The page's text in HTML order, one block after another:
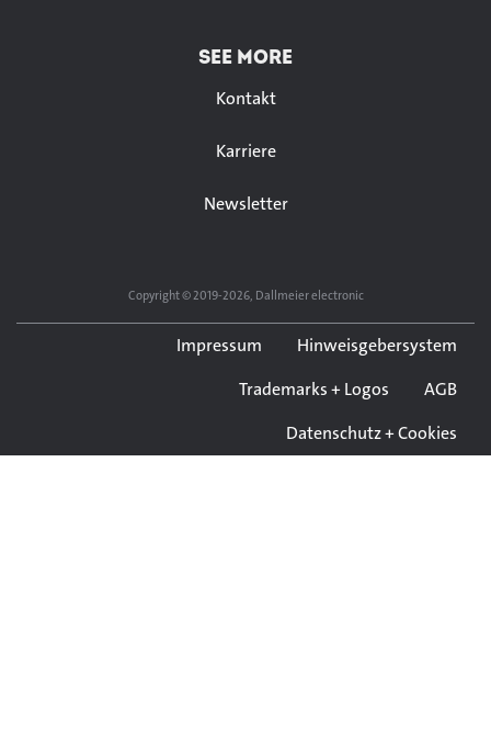
SEE MORE
Kontakt
Karriere
Newsletter
Copyright © 2019-2026, Dallmeier electronic
Impressum
Hinweisgebersystem
Trademarks + Logos
AGB
Datenschutz + Cookies